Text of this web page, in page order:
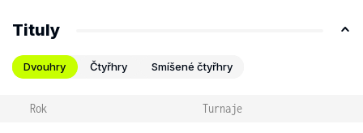
Tituly
Dvouhry Čtyřhry Smíšené čtyřhry
Rok Turnaje